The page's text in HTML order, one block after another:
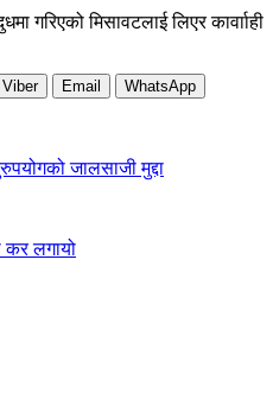
गरिएको मिसावटलाई लिएर कार्वााही
Viber Email WhatsApp
जालसाजी मुद्दा
कर लगायो